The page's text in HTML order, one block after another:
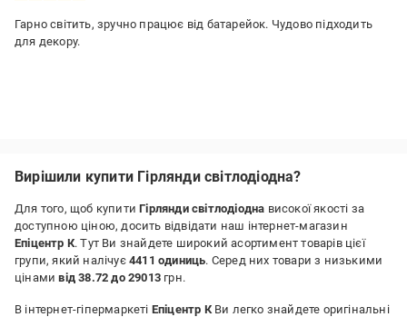
Гарно світить, зручно працює від батарейок. Чудово підходить
для декору.
Вирішили купити Гірлянди світлодіодна?
Для того, щоб купитиГірлянди світлодіодна високої якості за
доступною ціною, досить відвідати наш інтернет-магазин
Епіцентр К. Тут Ви знайдете широкий асортимент товарів цієї
групи, який налічує 4411 одиниць. Серед них товари з низькими
цінамивід 38.72 до 29013 грн.
В інтернет-гіпермаркеті Епіцентр КВи легко знайдете оригінальні